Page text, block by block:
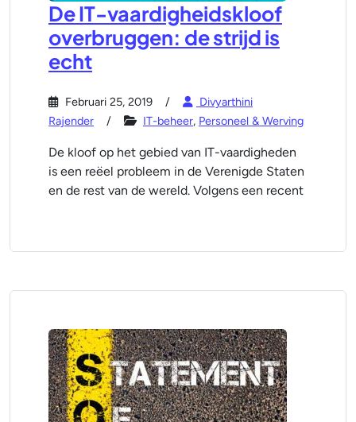
De IT-vaardigheidskloof
overbruggen: de strijd is
echt
Februari 25, 2019
Divyarthini
Rajender
IT-beheer, Personeel & Werving
De kloof op het gebied van IT-vaardigheden
is een reëel probleem in de Verenigde Staten
en de rest van de wereld. Volgens een recent